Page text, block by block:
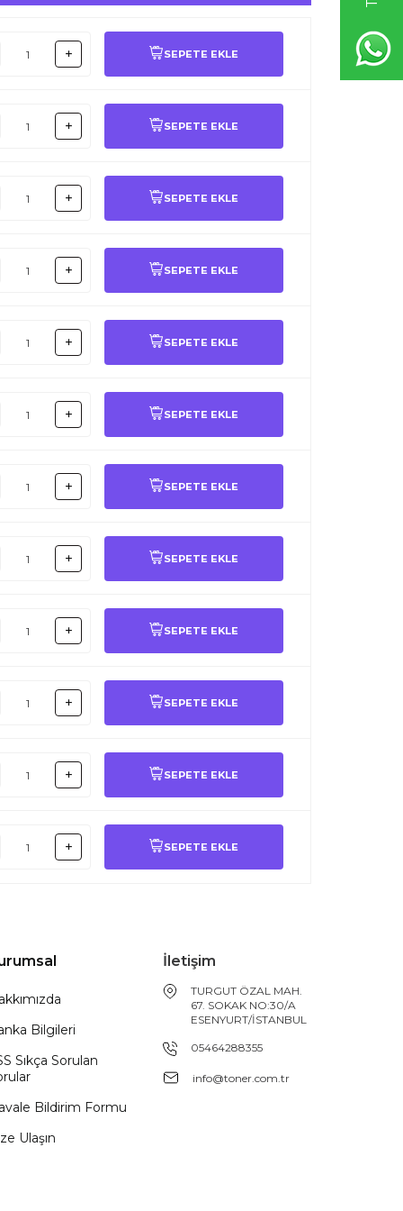
SEPETE EKLE
SEPETE EKLE
SEPETE EKLE
SEPETE EKLE
SEPETE EKLE
SEPETE EKLE
SEPETE EKLE
SEPETE EKLE
SEPETE EKLE
SEPETE EKLE
SEPETE EKLE
SEPETE EKLE
Bilgileri
Sıkça Sorulan
Bildirim Formu
Ulaşın
İletişim
TURGUT ÖZAL MAH.
67. SOKAK NO:30/A
ESENYURT/İSTANBUL
05464288355
info@toner.com.tr